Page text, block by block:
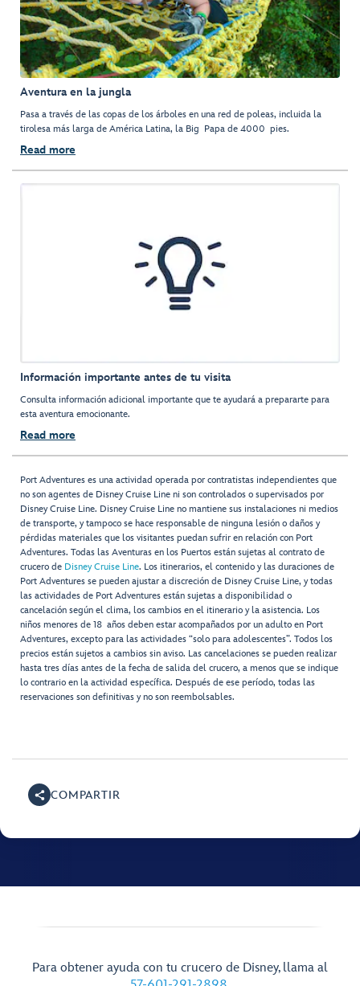
Aventura en la jungla
Pasa a través de las copas de los árboles en una red de poleas, incluida la
tirolesa más larga de América Latina, la Big Papa de 4000 pies.
Read more
Información importante antes de tu visita
Consulta información adicional importante que te ayudará a prepararte para
esta aventura emocionante.
Read more
Port Adventures es una actividad operada por contratistas independientes que
no son agentes de Disney Cruise Line ni son controlados o supervisados por
Disney Cruise Line. Disney Cruise Line no mantiene sus instalaciones ni medios
de transporte, y tampoco se hace responsable de ninguna lesión o daños y
pérdidas materiales que los visitantes puedan sufrir en relación con Port
Adventures. Todas las Aventuras en los Puertos están sujetas al contrato de
crucero de Disney Cruise Line. Los itinerarios, el contenido y las duraciones de
Port Adventures se pueden ajustar a discreción de Disney Cruise Line, y todas
las actividades de Port Adventures están sujetas a disponibilidad o
cancelación según el clima, los cambios en el itinerario y la asistencia. Los
niños menores de 18 años deben estar acompañados por un adulto en Port
Adventures, excepto para las actividades “solo para adolescentes”. Todos los
precios están sujetos a cambios sin aviso. Las cancelaciones se pueden realizar
hasta tres días antes de la fecha de salida del crucero, a menos que se indique
lo contrario en la actividad específica. Después de ese período, todas las
reservaciones son definitivas y no son reembolsables.
COMPARTIR
Para obtener ayuda con tu crucero de Disney, llama al